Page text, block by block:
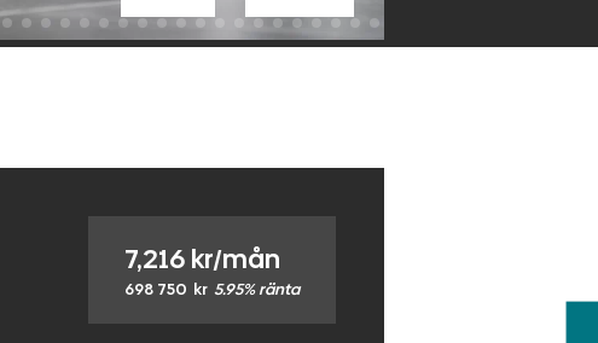
7,216kr/mån
698 750 kr 5.95% ränta